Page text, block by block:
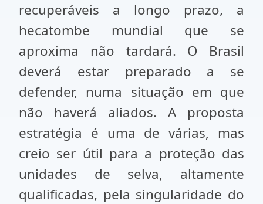
recuperáveis a longo prazo, a
hecatombe mundial que se
aproxima não tardará. O Brasil
deverá estar preparado a se
defender, numa situação em que
não haverá aliados. A proposta
estratégia é uma de várias, mas
creio ser útil para a proteção das
unidades de selva, altamente
qualificadas, pela singularidade do